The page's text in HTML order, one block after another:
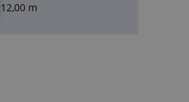
12,00 m